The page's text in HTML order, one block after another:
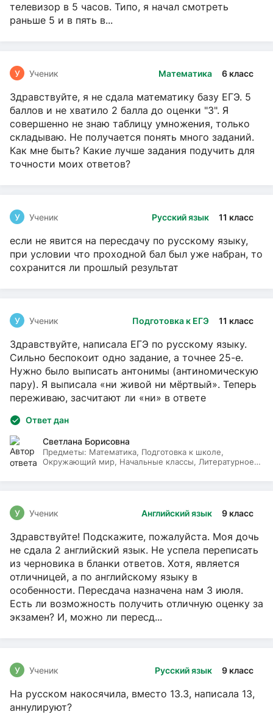
телевизор в 5 часов. Типо, я начал смотреть
раньше 5 и в пять в...
Математика 6 класс
У Ученик
Здравствуйте, я не сдала математику базу ЕГЭ. 5
баллов и не хватило 2 балла до оценки "3". Я
совершенно не знаю таблицу умножения, только
складываю. Не получается понять много заданий.
Как мне быть? Какие лучше задания подучить для
точности моих ответов?
Русский язык 11 класс
У Ученик
если не явится на пересдачу по русскому языку,
при условии что проходной бал был уже набран, то
сохранится ли прошлый результат
Подготовка к ЕГЭ 11 класс
У Ученик
Здравствуйте, написала ЕГЭ по русскому языку.
Сильно беспокоит одно задание, а точнее 25-е.
Нужно было выписать антонимы (антиномическую
пару). Я выписала «ни живой ни мёртвый». Теперь
переживаю, засчитают ли «ни» в ответе
Ответ дан
Светлана Борисовна
Предметы: Математика, Подготовка к школе,
Окружающий мир, Начальные классы, Литературное
Английский язык 9 класс
У Ученик
Здравствуйте! Подскажите, пожалуйста. Моя дочь
не сдала 2 английский язык. Не успела переписать
из черновика в бланки ответов. Хотя, является
отличницей, а по английскому языку в
особенности. Пересдача назначена нам 3 июля.
Есть ли возможность получить отличную оценку за
экзамен? И, можно ли пересд...
Русский язык 9 класс
У Ученик
На русском накосячила, вместо 13.3, написала 13,
аннулируют?